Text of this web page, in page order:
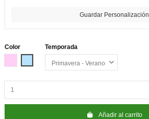
Guardar Personalización
Color
Temporada
Añadir al carrito